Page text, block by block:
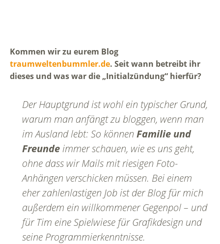
Kommen wir zu eurem Blog
traumweltenbummler.de. Seit wann betreibt ihr
dieses und was war die „Initialzündung“ hierfür?
Der Hauptgrund ist wohl ein typischer Grund,
warum man anfängt zu bloggen, wenn man
im Ausland lebt: So können Familie und
Freundeimmer schauen, wie es uns geht,
ohne dass wir Mails mit riesigen Foto-
Anhängen verschicken müssen. Bei einem
eher zahlenlastigen Job ist der Blog für mich
außerdem ein willkommener Gegenpol – und
für Tim eine Spielwiese für Grafikdesign und
seine Programmierkenntnisse.